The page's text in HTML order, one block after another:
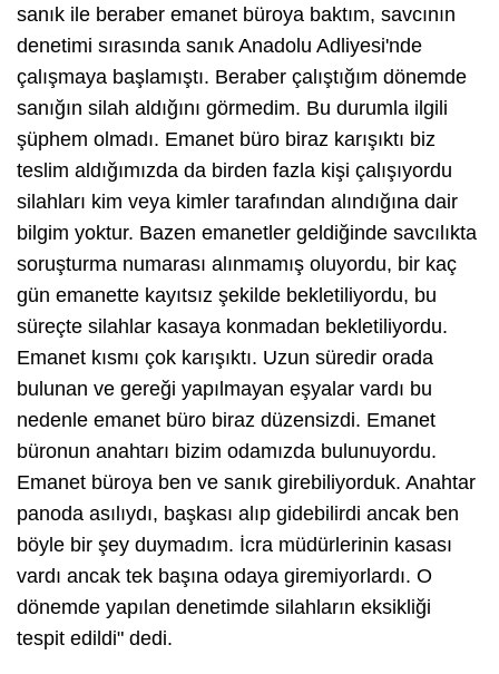
sanık ile beraber emanet büroya baktım, savcının
denetimi sırasında sanık Anadolu Adliyesi'nde
çalışmaya başlamıştı. Beraber çalıştığım dönemde
sanığın silah aldığını görmedim. Bu durumla ilgili
şüphem olmadı. Emanet büro biraz karışıktı biz
teslim aldığımızda da birden fazla kişi çalışıyordu
silahları kim veya kimler tarafından alındığına dair
bilgim yoktur. Bazen emanetler geldiğinde savcılıkta
soruşturma numarası alınmamış oluyordu, bir kaç
gün emanette kayıtsız şekilde bekletiliyordu, bu
süreçte silahlar kasaya konmadan bekletiliyordu.
Emanet kısmı çok karışıktı. Uzun süredir orada
bulunan ve gereği yapılmayan eşyalar vardı bu
nedenle emanet büro biraz düzensizdi. Emanet
büronun anahtarı bizim odamızda bulunuyordu.
Emanet büroya ben ve sanık girebiliyorduk. Anahtar
panoda asılıydı, başkası alıp gidebilirdi ancak ben
böyle bir şey duymadım. İcra müdürlerinin kasası
vardı ancak tek başına odaya giremiyorlardı. O
dönemde yapılan denetimde silahların eksikliği
tespit edildi" dedi.